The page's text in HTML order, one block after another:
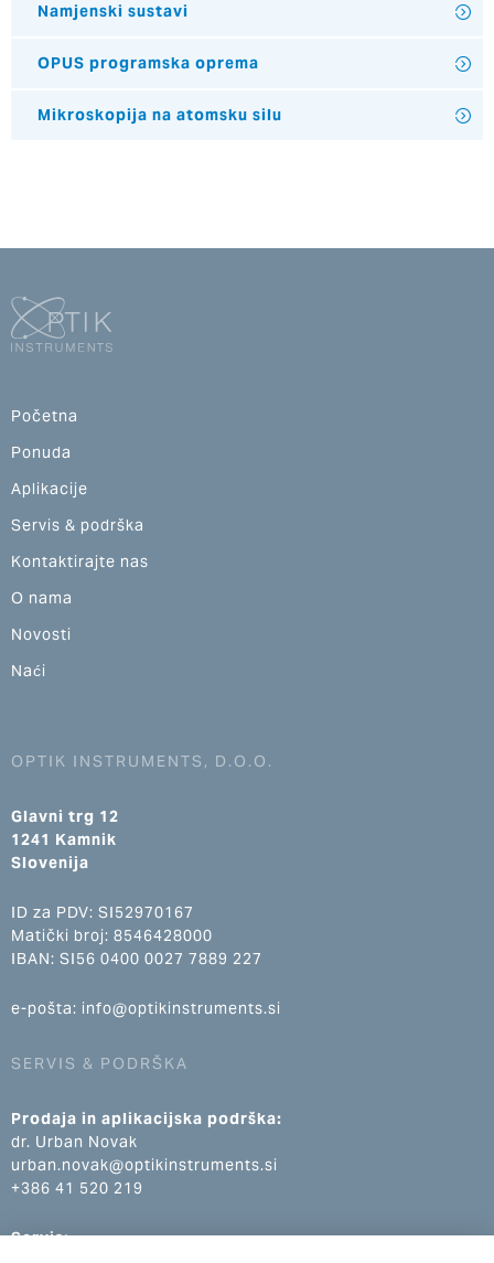
Namjenski sustavi
OPUS programska oprema
Mikroskopija na atomsku silu
Početna
Ponuda
Aplikacije
Servis & podrška
Kontaktirajte nas
O nama
Novosti
Naći
OPTIK INSTRUMENTS, D.O.O.
Glavni trg 12
1241 Kamnik
Slovenija
ID za PDV: SI52970167
Matički broj: 8546428000
IBAN: SI56 0400 0027 7889 227
e-pošta: info@optikinstruments.si
SERVIS & PODRŠKA
Prodaja in aplikacijska podrška:
dr. Urban Novak
urban.novak@optikinstruments.si
+386 41 520 219
Servis: